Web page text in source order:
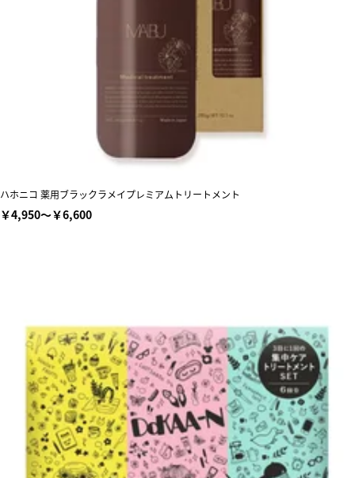
ハホニコ 薬用ブラックラメイプレミアムトリートメント
￥4,950～￥6,600